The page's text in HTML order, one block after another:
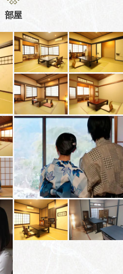
部屋